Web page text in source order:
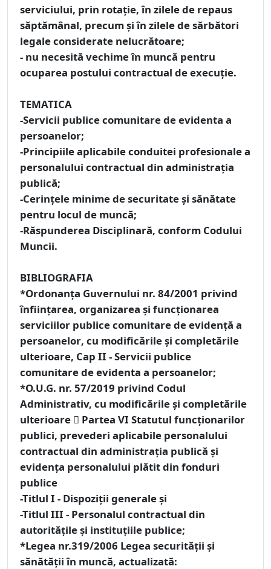
serviciului, prin rotaţie, în zilele de repaus
săptămânal, precum şi în zilele de sărbători
legale considerate nelucrătoare;
- nu necesită vechime în muncă pentru
ocuparea postului contractual de execuție.
TEMATICA
-Servicii publice comunitare de evidenta a
persoanelor;
-Principiile aplicabile conduitei profesionale a
personalului contractual din administrația
publică;
-Cerinţele minime de securitate şi sănătate
pentru locul de muncă;
-Răspunderea Disciplinară, conform Codului
Muncii.
BIBLIOGRAFIA
*Ordonanţa Guvernului nr. 84/2001 privind
înfiinţarea, organizarea şi funcţionarea
serviciilor publice comunitare de evidenţă a
persoanelor, cu modificările şi completările
ulterioare, Cap II - Servicii publice
comunitare de evidenta a persoanelor;
*O.U.G. nr. 57/2019 privind Codul
Administrativ, cu modificările și completările
ulterioare  Partea VI Statutul funcţionarilor
publici, prevederi aplicabile personalului
contractual din administraţia publică şi
evidenţa personalului plătit din fonduri
publice
-Titlul I - Dispoziţii generale și
-Titlul III - Personalul contractual din
autorităţile şi instituţiile publice;
*Legea nr.319/2006 Legea securităţii şi
sănătăţii în muncă, actualizată: